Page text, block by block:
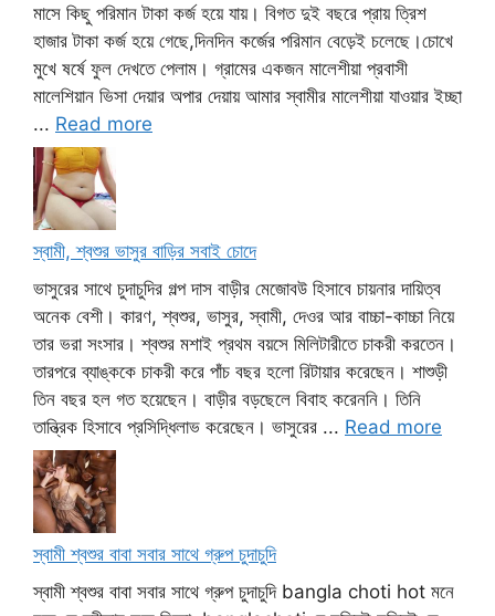
মাসে কিছু পরিমান টাকা কর্জ হয়ে যায়। বিগত দুই বছরে প্রায় ত্রিশ
হাজার টাকা কর্জ হয়ে গেছে,দিনদিন কর্জের পরিমান বেড়েই চলেছে।চোখে
মুখে ষর্ষে ফুল দেখতে পেলাম। গ্রামের একজন মালেশীয়া প্রবাসী
মালেশিয়ান ভিসা দেয়ার অপার দেয়ায় আমার স্বামীর মালেশীয়া যাওয়ার ইচ্ছা
... Read more
স্বামী, শ্বশুর ভাসুর বাড়ির সবাই চোদে
ভাসুরের সাথে চুদাচুদির গল্প দাস বাড়ীর মেজোবউ হিসাবে চায়নার দায়িত্ব
অনেক বেশী। কারণ, শ্বশুর, ভাসুর, স্বামী, দেওর আর বাচ্চা-কাচ্চা নিয়ে
তার ভরা সংসার। শ্বশুর মশাই প্রথম বয়সে মিলিটারীতে চাকরী করতেন।
তারপরে ব্যাঙ্ককে চাকরী করে পাঁচ বছর হলো রিটায়ার করেছেন। শাশুড়ী
তিন বছর হল গত হয়েছেন। বাড়ীর বড়ছেলে বিবাহ করেননি। তিনি
তান্ত্রিক হিসাবে প্রসিদ্ধিলাভ করেছেন। ভাসুরের ... Read more
স্বামী শ্বশুর বাবা সবার সাথে গ্রুপ চুদাচুদি
স্বামী শ্বশুর বাবা সবার সাথে গ্রুপ চুদাচুদি bangla choti hot মনে